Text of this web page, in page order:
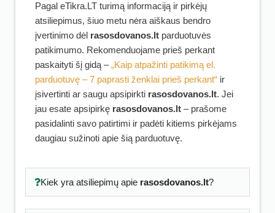
Pagal eTikra.LT turimą informaciją ir pirkėjų
atsiliepimus, šiuo metu nėra aiškaus bendro
įvertinimo dėl rasosdovanos.lt parduotuvės
patikimumo. Rekomenduojame prieš perkant
paskaityti šį gidą –„Kaip atpažinti patikimą el.
parduotuvę – 7 paprasti ženklai prieš perkant“ ir
įsivertinti ar saugu apsipirkti rasosdovanos.lt. Jei
jau esate apsipirkę rasosdovanos.lt – prašome
pasidalinti savo patirtimi ir padėti kitiems pirkėjams
daugiau sužinoti apie šią parduotuvę.
Kiek yra atsiliepimų apie rasosdovanos.lt?